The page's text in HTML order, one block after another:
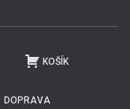
KOŠÍK
DOPRAVA